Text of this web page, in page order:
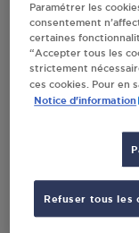
CARREFOUR
ROUTE DE LYON
Paramétrer les
consentement
certaines
“Accepter tous les
strictement
ces cookies. Pour en
Notice d'information
Refuser tous les